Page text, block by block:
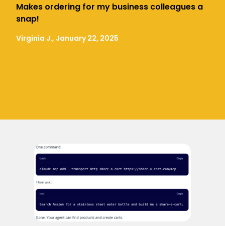
Makes ordering for my business colleagues a
snap!
Virginia J., January 22, 2025